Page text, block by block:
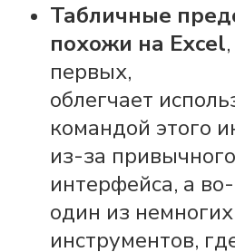
Табличные
похожи на Excel
первых,
облегчает
командой этого
из-за привычного
интерфейса, а
один из немногих
инструментов,